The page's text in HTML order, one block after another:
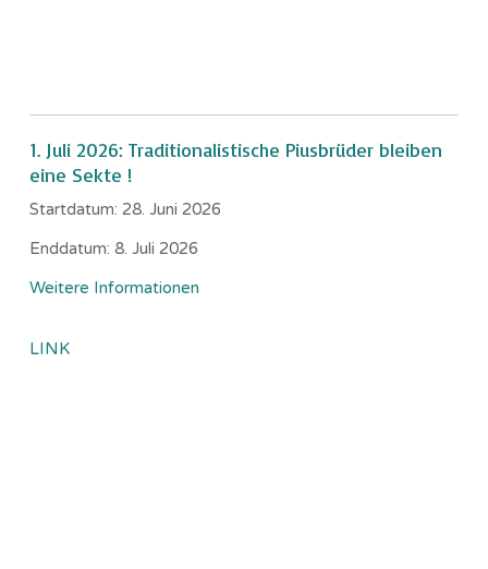
1. Juli 2026: Traditionalistische Piusbrüder bleiben
eine Sekte !
Startdatum: 28. Juni 2026
Enddatum: 8. Juli 2026
Weitere Informationen
LINK